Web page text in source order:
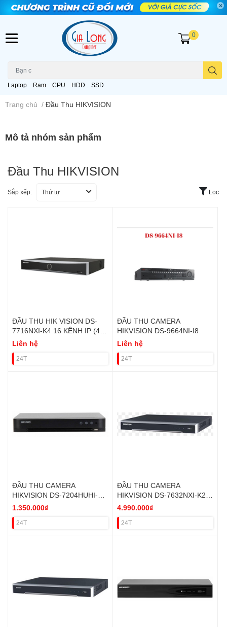
Laptop Ram CPU HDD SSD
0
Trang chủ / Đầu Thu HIKVISION
Mô tả nhóm sản phẩm
Đầu Thu HIKVISION
Sắp xếp: Thứ tự Lọc
ĐẦU THU HIK VISION DS-
7716NXI-K4 16 KÊNH IP (4
HDD)
Liên hệ
24T
ĐẦU THU CAMERA
HIKVISION DS-9664NI-I8
Liên hệ
24T
ĐẦU THU CAMERA
HIKVISION DS-7204HUHI-
K1/E(S) 4 KÊNH 5 IN 1 VAT
1.350.000₫
24T
ĐẦU THU CAMERA
HIKVISION DS-7632NXI-K2
32KÊNH IP 02 HDD VAT
4.990.000₫
24T